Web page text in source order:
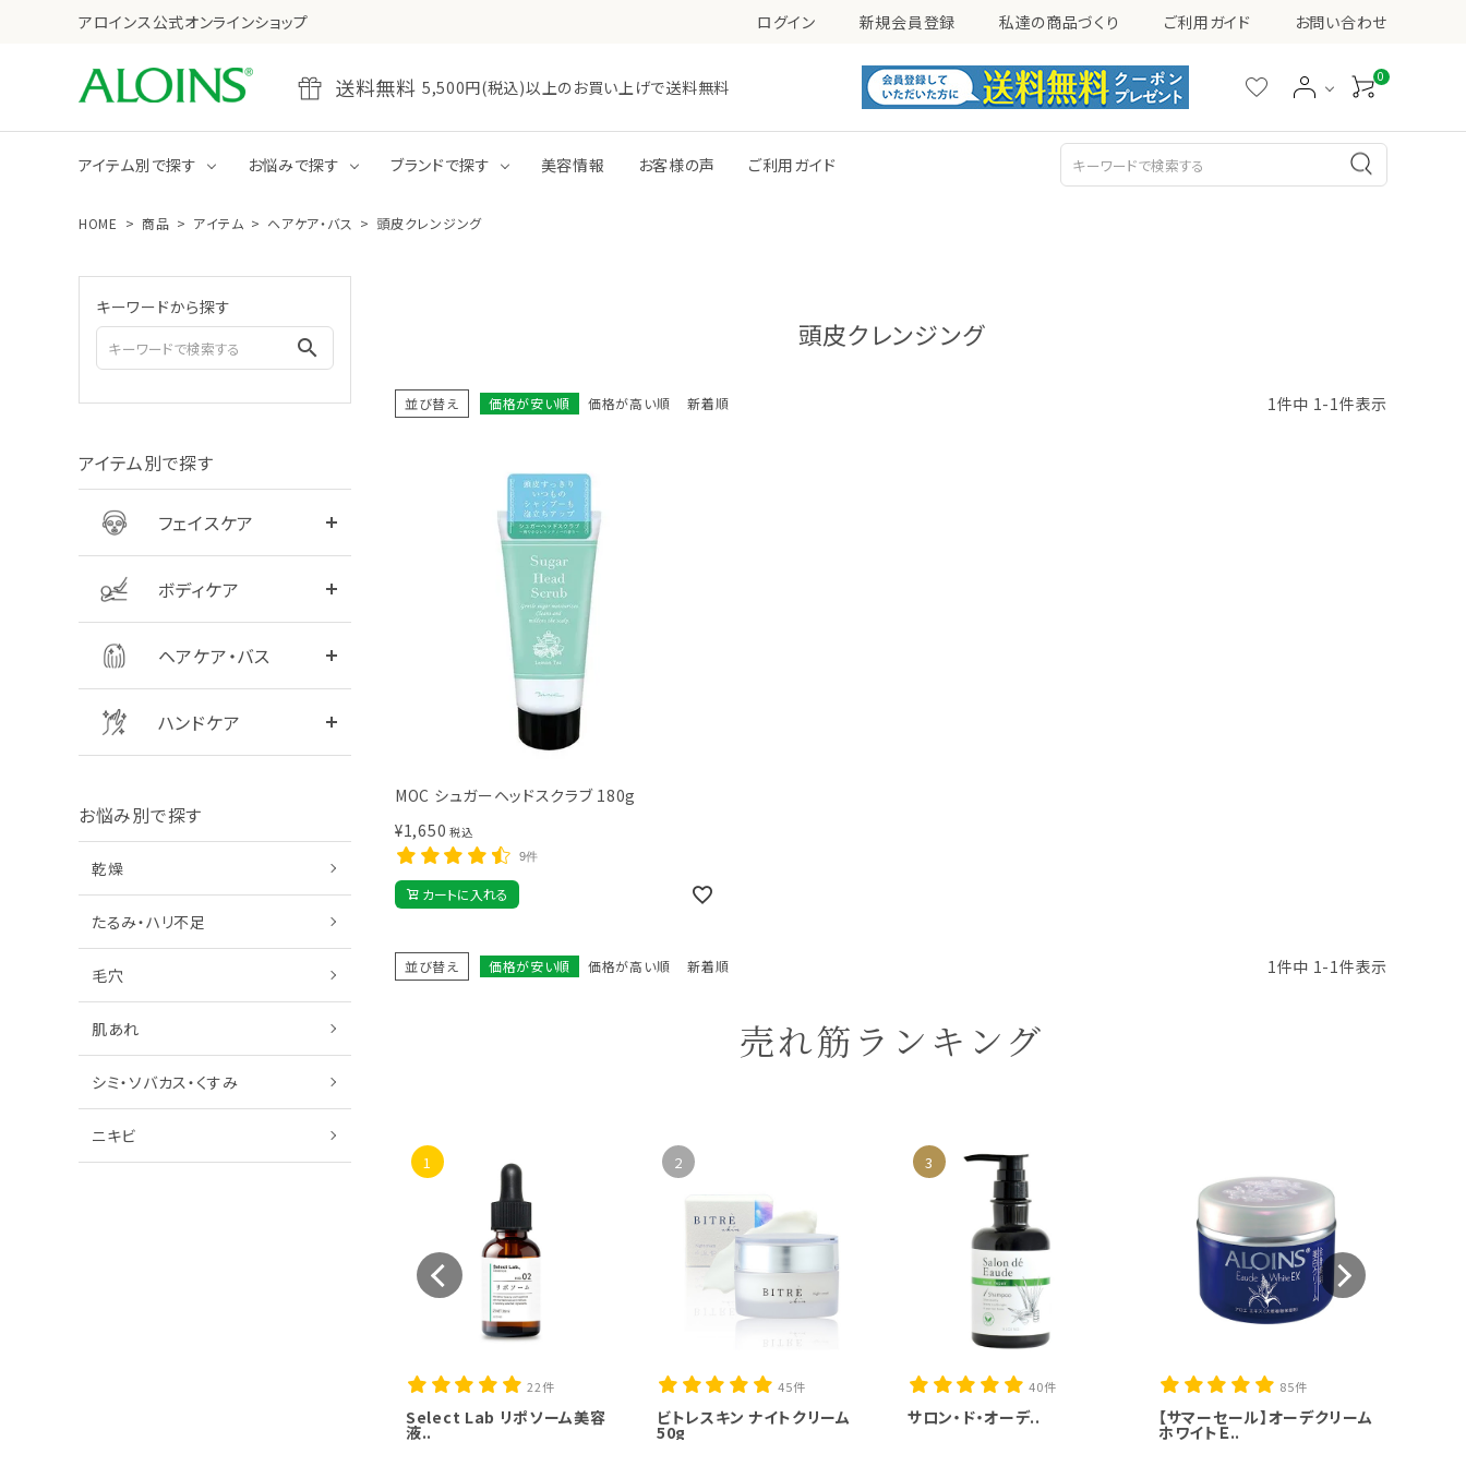
アロインス公式オンラインショップ ログイン 新規会員登録 私達の商品づくり ご利用ガイド お問い合わせ
送料無料 5,500円(税込)以上のお買い上げで送料無料
0
アイテム別で探す
全商品をみる クレンジング
ジェル
ボディクリーム ボディミルク
全商品をみる シャンプー トリートメント
全商品をみる ハンドクリーム 消毒剤
お悩みで探す ブランドで探す 美容情報 お客様の声 ご利用ガイド
HOME 商品 アイテム ヘアケア・バス 頭皮クレンジング
キーワードから探す
search
アイテム別で探す
フェイスケア
ボディケア
ヘアケア・バス
ハンドケア
お悩み別で探す
乾燥
たるみ・ハリ不足
毛穴
肌あれ
シミ・ソバカス・くすみ
ニキビ
頭皮クレンジング
並び替え 価格が安い順 価格が高い順 新着順 1件中 1-1件表示
MOC シュガーヘッドスクラブ 180g
¥1,650 税込
9件
カートに入れる
並び替え 価格が安い順 価格が高い順 新着順 1件中 1-1件表示
売れ筋ランキング
1
22件
Select Lab リポソーム美容
液..
2
45件
ビトレスキン ナイトクリーム
50g
3
40件
サロン・ド・オーデ..
85件
【サマーセール】オーデクリーム
ホワイトＥ..